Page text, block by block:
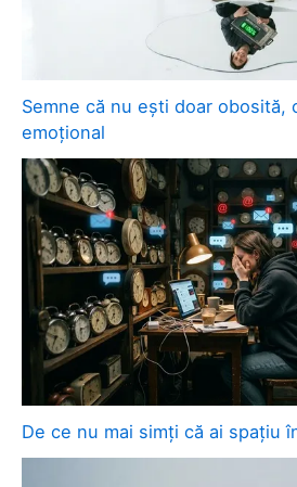
Semne că nu ești doar obosită,
emoțional
De ce nu mai simți că ai spațiu